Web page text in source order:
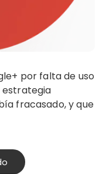
estrategia
fracasado, y que